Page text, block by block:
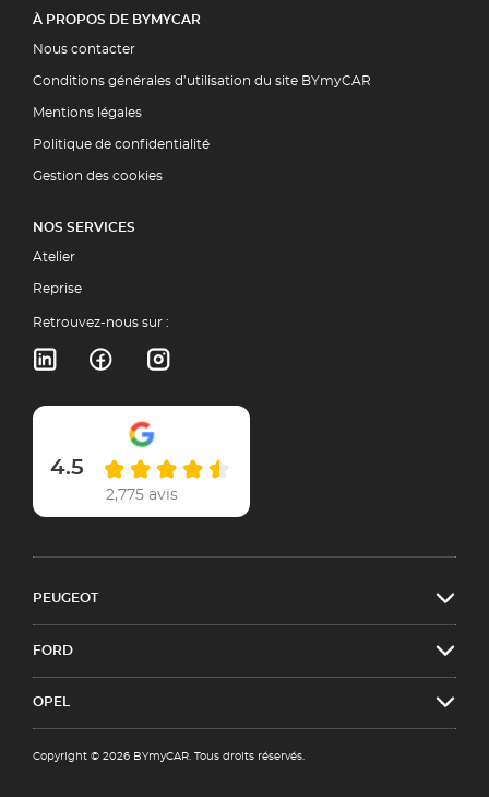
À PROPOS DE BYMYCAR
Nous contacter
Conditions générales d’utilisation du site BYmyCAR
Mentions légales
Politique de confidentialité
Gestion des cookies
NOS SERVICES
Atelier
Reprise
Retrouvez-nous sur :
4.5
2,775 avis
PEUGEOT
FORD
OPEL
Copyright © 2026 BYmyCAR. Tous droits réservés.